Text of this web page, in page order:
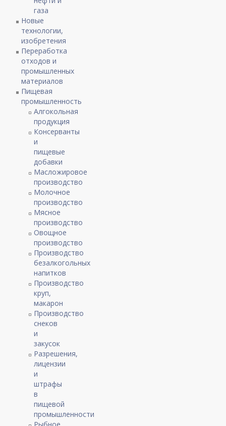
газа
Новые
технологии,
изобретения
Переработка
отходов и
промышленных
материалов
Пищевая
промышленность
Алгокольная
продукция
Консерванты
и
пищевые
добавки
Масложировое
производство
Молочное
производство
Мясное
производство
Овощное
производство
Производство
безалкогольных
напитков
Производство
круп,
макарон
Производство
снеков
и
закусок
Разрешения,
лицензии
и
штрафы
в
пищевой
промышленности